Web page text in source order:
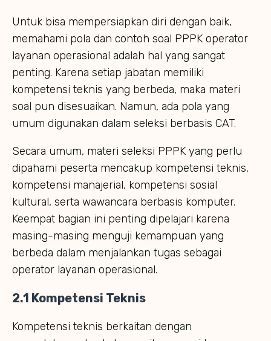
Untuk bisa mempersiapkan diri dengan baik,
memahami pola dan contoh soal PPPK operator
layanan operasional adalah hal yang sangat
penting. Karena setiap jabatan memiliki
kompetensi teknis yang berbeda, maka materi
soal pun disesuaikan. Namun, ada pola yang
umum digunakan dalam seleksi berbasis CAT.
Secara umum, materi seleksi PPPK yang perlu
dipahami peserta mencakup kompetensi teknis,
kompetensi manajerial, kompetensi sosial
kultural, serta wawancara berbasis komputer.
Keempat bagian ini penting dipelajari karena
masing-masing menguji kemampuan yang
berbeda dalam menjalankan tugas sebagai
operator layanan operasional.
2.1 Kompetensi Teknis
Kompetensi teknis berkaitan dengan